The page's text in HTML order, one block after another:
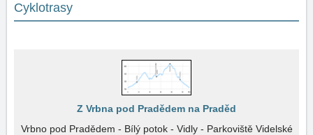
Cyklotrasy
Z Vrbna pod Pradědem na Praděd
Vrbno pod Pradědem - Bílý potok - Vidly - Parkoviště Videlské